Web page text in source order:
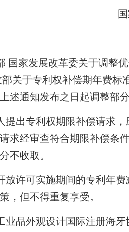
国家发展改革委关于调整
关于专利权补偿期年费标
述通知发布之日起调整部
提出专利权期限补偿请求，
求经审查符合期限补偿条
不收取。
放许可实施期间的专利年
，但不得重复享受。
业品外观设计国际注册海